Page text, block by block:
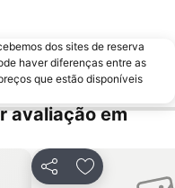
de la Marina
Pedro
Cristóbal
Deportivo Piscina Cubierta
dos sites de reserva
haver diferenças entre as
que estão disponíveis
avaliação em
PartilharAdicionar